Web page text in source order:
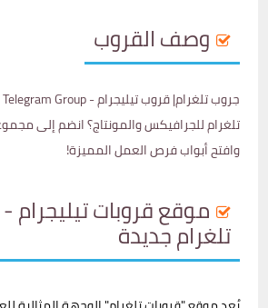
وصف القروب
تلغرام للجرافيكس والمونتاج؟ انضم إلى
وافتح أبواب فرص العمل المميزة!
موقع قروبات تيليجرام
تلغرام جديدة